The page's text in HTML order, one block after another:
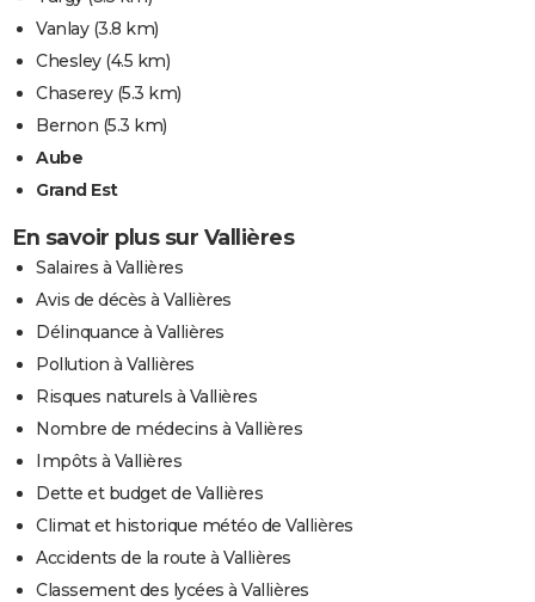
Vanlay(3.8 km)
Chesley(4.5 km)
Chaserey(5.3 km)
Bernon (5.3 km)
Aube
Grand Est
En savoir plus sur Vallières
Salaires à Vallières
Avis de décès à Vallières
Délinquance à Vallières
Pollution à Vallières
Risques naturels à Vallières
Nombre de médecins à Vallières
Impôts à Vallières
Dette et budget de Vallières
Climat et historique météo de Vallières
Accidents de la route à Vallières
Classement des lycées à Vallières